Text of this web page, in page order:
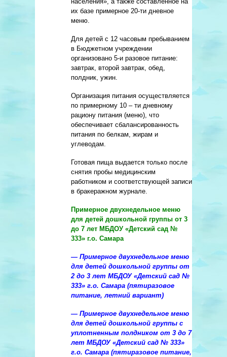
их базе примерное 20-ти дневное
меню.
Для детей с 12 часовым пребыванием
в Бюджетном учреждении
организовано 5-и разовое питание:
завтрак, второй завтрак, обед,
полдник, ужин.
Организация питания осуществляется
по примерному 10 – ти дневному
рациону питания (меню), что
обеспечивает сбалансированность
питания по белкам, жирам и
углеводам.
Готовая пища выдается только после
снятия пробы медицинским
работником и соответствующей записи
в бракеражном журнале.
Примерное двухнедельное меню
для детей дошкольной группы от 3
до 7 лет МБДОУ «Детский сад №
333» г.о. Самара
— Примерное двухнедельное меню
для детей дошкольной группы от
2 до 3 лет МБДОУ «Детский сад №
333» г.о. Самара (пятиразовое
питание, летний вариант)
— Примерное двухнедельное меню
для детей дошкольной группы с
уплотненным полдником от 3 до 7
лет МБДОУ «Детский сад № 333»
г.о. Самара (пятиразовое питание,